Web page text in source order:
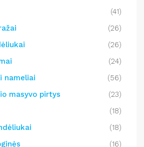
(41)
(26)
(26)
(24)
nameliai
(56)
masyvo pirtys
(23)
(18)
(18)
(16)